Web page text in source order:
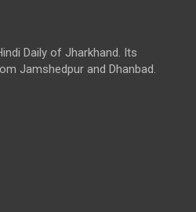
Daily of Jharkhand. Its
Jamshedpur and Dhanbad.